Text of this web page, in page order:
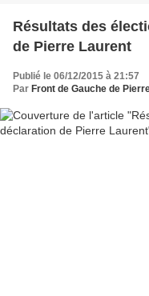
Résultats des
de Pierre Laurent
Publié le 06/12/2015 à 21:57
Par Front de Gauche de